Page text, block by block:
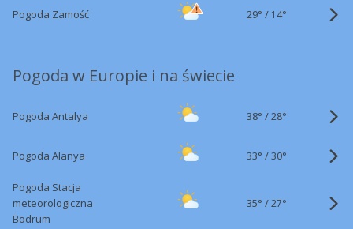
Pogoda Zamość 29° / 14°
Pogoda w Europie i na świecie
Pogoda Antalya 38° /28°
Pogoda Alanya 33° /30°
Pogoda Stacja
meteorologiczna
Bodrum
35° /27°